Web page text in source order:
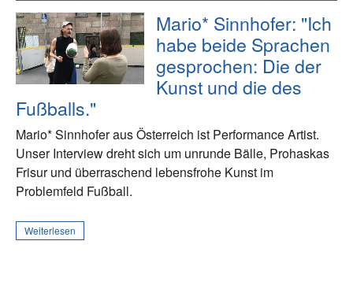
Mario* Sinnhofer: "Ich
habe beide Sprachen
gesprochen: Die der
Kunst und die des
Fußballs."
Mario* Sinnhofer aus Österreich ist Performance Artist.
Unser Interview dreht sich um unrunde Bälle, Prohaskas
Frisur und überraschend lebensfrohe Kunst im
Problemfeld Fußball.
Weiterlesen